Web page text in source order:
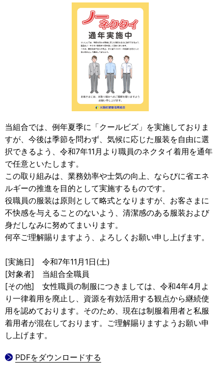
当組合では、例年夏季に「クールビズ」を実施しておりま
すが、今後は季節を問わず、気候に応じた服装を自由に選
択できるよう、令和7年11月より職員のネクタイ着用を通年
で任意といたします。
この取り組みは、業務効率や士気の向上、ならびに省エネ
ルギーの推進を目的として実施するものです。
役職員の服装は原則として略式となりますが、お客さまに
不快感を与えることのないよう、清潔感のある服装および
身だしなみに努めてまいります。
何卒ご理解賜りますよう、よろしくお願い申し上げます。
[実施日] 令和7年11月1日(土)
[対象者] 当組合全職員
[その他] 女性職員の制服につきましては、令和4年4月よ
り一律着用を廃止し、資源を有効活用する観点から継続使
用を認めております。そのため、現在は制服着用者と私服
着用者が混在しております。ご理解賜りますようお願い申
し上げます。
PDFをダウンロードする